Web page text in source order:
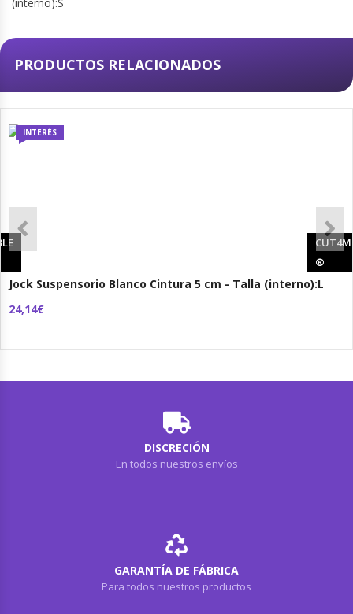
PRODUCTOS RELACIONADOS
INTERÉS
Jock Suspensorio Blanco Cintura 5 cm - Talla (interno):L
24,14€
®
DISCRECIÓN
En todos nuestros envíos
GARANTÍA DE FÁBRICA
Para todos nuestros productos